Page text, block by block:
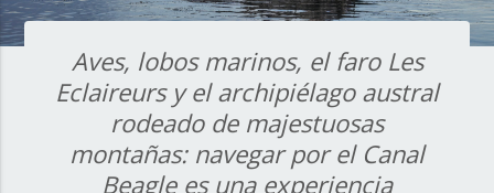
Aves, lobos marinos, el faro Les
Eclaireurs y el archipiélago austral
rodeado de majestuosas
montañas: navegar por el Canal
Beagle es una experiencia